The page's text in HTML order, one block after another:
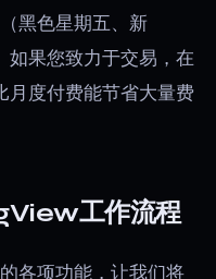
黑色星期五、新
如果您致力于交易，在
月度付费能节省大量费
工作流程
各项功能，让我们将